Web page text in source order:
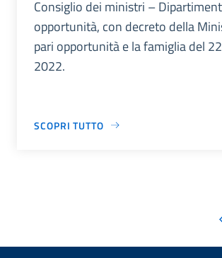
Consiglio dei ministri –
opportunità, con decreto della
pari opportunità e la famiglia del
2022.
SCOPRI TUTTO